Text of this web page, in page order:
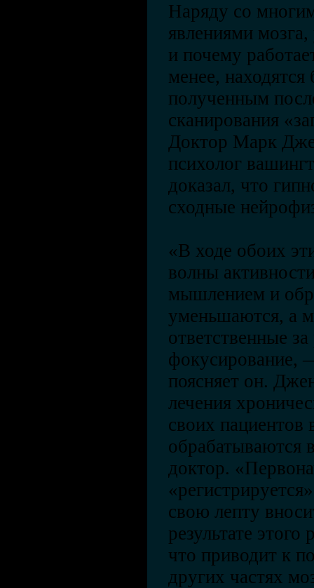
Наряду со
явлениями
и почему
менее, находятся
полученным
сканирования
Доктор Марк
психолог
доказал, что
сходные
«В ходе обоих
волны
мышлением и
уменьшаются, а
ответственные
фокусирование,
поясняет он.
лечения
своих пациентов
обрабатываются
доктор.
свою лепту
результате этого
что приводит к
других частях